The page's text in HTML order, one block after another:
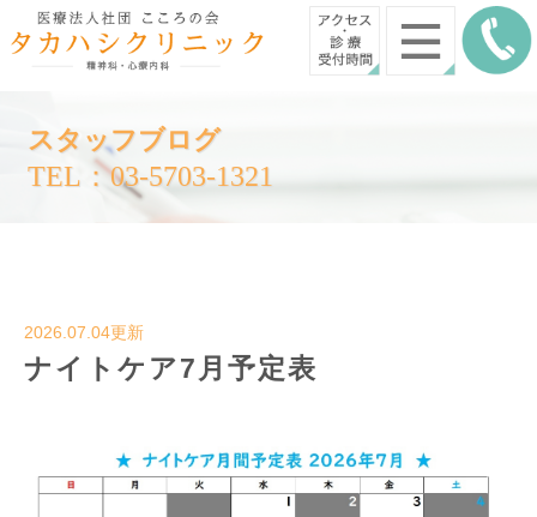
スタッフブログ
TEL：03-5703-1321
2026.07.04更新
ナイトケア7月予定表